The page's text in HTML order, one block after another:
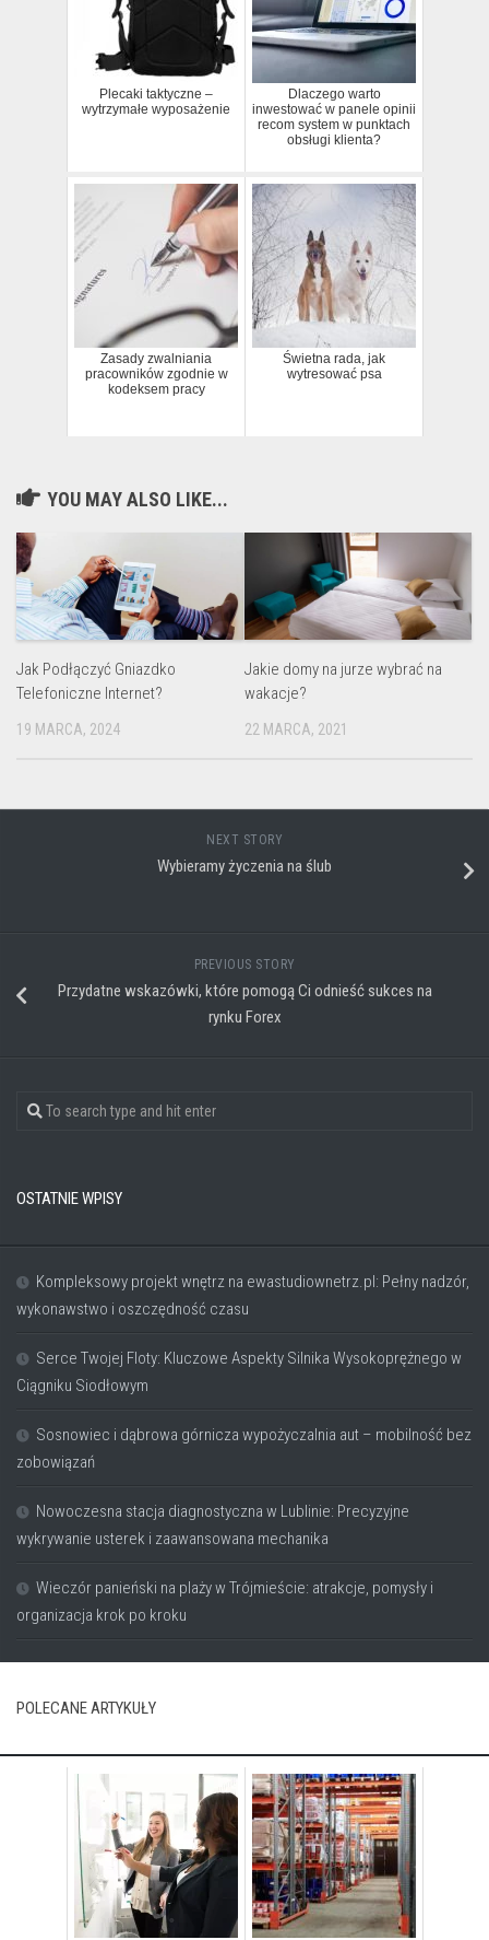
Plecaki taktyczne –
wytrzymałe wyposażenie
Dlaczego warto
inwestować w panele opinii
recom system w punktach
obsługi klienta?
Zasady zwalniania
pracowników zgodnie w
kodeksem pracy
Świetna rada, jak
wytresować psa
YOU MAY ALSO LIKE...
Jak Podłączyć Gniazdko
Telefoniczne Internet?
19 MARCA, 2024
Jakie domy na jurze wybrać na
wakacje?
22 MARCA, 2021
NEXT STORY
Wybieramy życzenia na ślub
PREVIOUS STORY
Przydatne wskazówki, które pomogą Ci odnieść sukces na
rynku Forex
OSTATNIE WPISY
Kompleksowy projekt wnętrz na ewastudiownetrz.pl: Pełny nadzór,
wykonawstwo i oszczędność czasu
Serce Twojej Floty: Kluczowe Aspekty Silnika Wysokoprężnego w
Ciągniku Siodłowym
Sosnowiec i dąbrowa górnicza wypożyczalnia aut – mobilność bez
zobowiązań
Nowoczesna stacja diagnostyczna w Lublinie: Precyzyjne
wykrywanie usterek i zaawansowana mechanika
Wieczór panieński na plaży w Trójmieście: atrakcje, pomysły i
organizacja krok po kroku
POLECANE ARTYKUŁY